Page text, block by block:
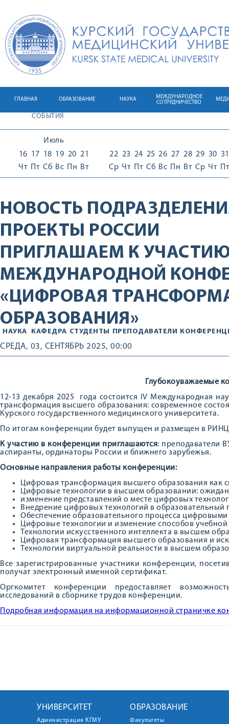
ГЛАВНАЯ ОБРАЗОВАНИЕ НАУКА
МЕЖДУНАРОДНОЕ
СОТРУДНИЧЕСТВО
СОБЫТИЯ
Июль
16
Чт
17
Пт
18
Сб
19
Вс
20
Пн
21
Вт
22
Ср
23
Чт
24
Пт
25
Сб
26
Вс
27
Пн
28
Вт
29
Ср
30
Чт
31
Пт
НОВОСТЬ
ПРОЕКТЫ РОССИИ
ПРИГЛАШАЕМ К УЧАСТИЮ
МЕЖДУНАРОДНОЙ
«ЦИФРОВАЯ
ОБРАЗОВАНИЯ»
НАУКА КАФЕДРА СТУДЕНТЫ ПРЕПОДАВАТЕЛИ
СРЕДА, 03, СЕНТЯБРЬ 2025, 00:00
Глубокоуважаемые
12-13 декабря 2025 года состоится IV Международная
трансформация высшего образования: современное
Курского государственного медицинского университета.
По итогам конференции будет выпущен и размещен в
К участию в конференции приглашаются: преподаватели
аспиранты, ординаторы России и ближнего зарубежья.
Основные направления работы конференции:
Цифровая трансформация высшего образования как
Цифровые технологии в высшем образовании:
изменение представлений о месте цифровых
Внедрение цифровых технологий в образовательный
Обеспечение образовательного процесса
Цифровые технологии и изменение способов
Технологии искусственного интеллекта в высшем
Цифровая трансформация высшего образования и
Технологии виртуальной реальности в высшем
Все зарегистрированные участники конференции,
получат электронный именной сертификат.
Оргкомитет конференции предоставляет
исследований в сборнике трудов конференции.
Подробная информация на информационной страничке
УНИВЕРСИТЕТ
Администрация КГМУ
ОБРАЗОВАНИЕ
Факультеты